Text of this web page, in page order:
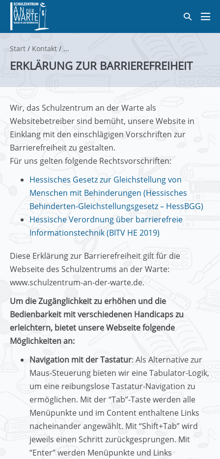
Zum
Inhalt
springen
Suche-
Start / Kontakt /
ERKLÄRUNG ZUR BARRIEREFREIHEIT
Wir, das Schulzentrum an der Warte als
Websitebetreiber sind bemüht, unsere Website in
Einklang mit den einschlägigen Vorschriften zur
Barrierefreiheit zu gestalten.
Für uns gelten folgende Rechtsvorschriften:
Hessisches Gesetz zur Gleichstellung von
Menschen mit Behinderungen (Hessisches
Behinderten-Gleichstellungsgesetz – HessBGG)
Hessische Verordnung über barrierefreie
Informationstechnik (BITV HE 2019)
Diese Erklärung zur Barrierefreiheit gilt für die
Webseite des Schulzentrums an der Warte:
www.schulzentrum-an-der-warte.de.
Um die Zugänglichkeit zu erhöhen und die
Bedienbarkeit mit verschiedenen Handicaps zu
erleichtern, bietet unsere Webseite folgende
Möglichkeiten an:
Navigation mit der Tastatur: Als Alternative zur
Maus-Steuerung bieten wir eine Tabulator-Logik,
um eine reibungslose Tastatur-Navigation zu
ermöglichen. Mit der “Tab”-Taste werden alle
Menüpunkte und im Content enthaltene Links
nacheinander angewählt. Mit “Shift+Tab” wird
jeweils einen Schritt zurückgesprungen. Mit
“Enter” werden Menüpunkte und Links